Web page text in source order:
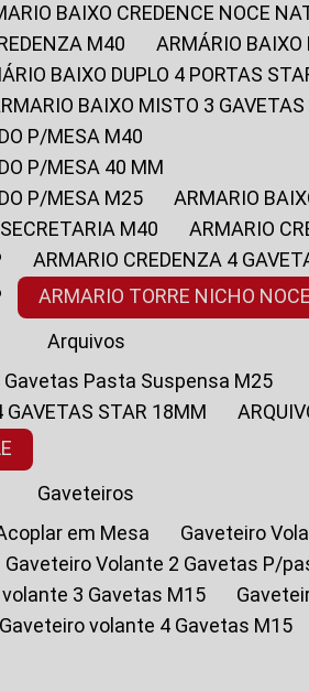
BAIXO CREDENCE NOCE
M40
ARMÁRIO
BAIXO DUPLO 4 PORTAS
ARMARIO BAIXO MISTO 3
P/MESA M40
P/MESA 40 MM
P/MESA M25
ARMARIO
SECRETARIA M40
ARMARIO
ARMARIO CREDENZA 4
ARMARIO TORRE NICHO
Arquivos
Gavetas Pasta Suspensa M25
GAVETAS STAR 18MM
Gaveteiros
em Mesa
Gaveteiro
Gaveteiro Volante 2 Gavetas P/
volante 3 Gavetas M15
Gaveteiro volante 4 Gavetas M15